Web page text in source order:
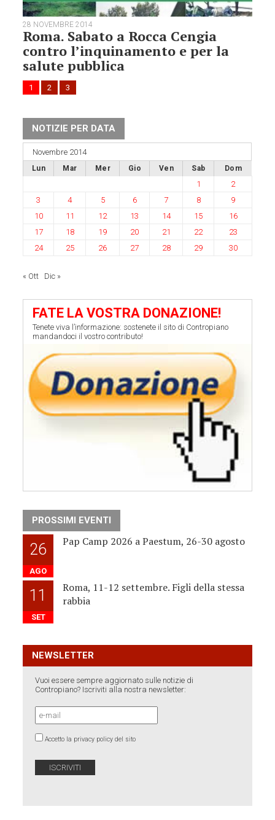
28 NOVEMBRE 2014
Roma. Sabato a Rocca Cengia
contro l’inquinamento e per la
salute pubblica
1 2 3
NOTIZIE PER DATA
Novembre 2014
Lun Mar Mer Gio Ven Sab Dom
1
2
3
4 5 6 7 8
9
10
11 12 13 14 15
16
17
18 19 20 21 22
23
24
25 26 27 28 29 30
« Ott Dic »
FATE LA VOSTRA DONAZIONE!
Tenete viva l’informazione: sostenete il sito di Contropiano
mandandoci il vostro contributo!
PROSSIMI EVENTI
26
AGO
Pap Camp 2026 a Paestum, 26-30 agosto
11
SET
Roma, 11-12 settembre. Figli della stessa
rabbia
NEWSLETTER
Vuoi essere sempre aggiornato sulle notizie di
Contropiano? Iscriviti alla nostra newsletter:
Accetto la privacy policy del sito